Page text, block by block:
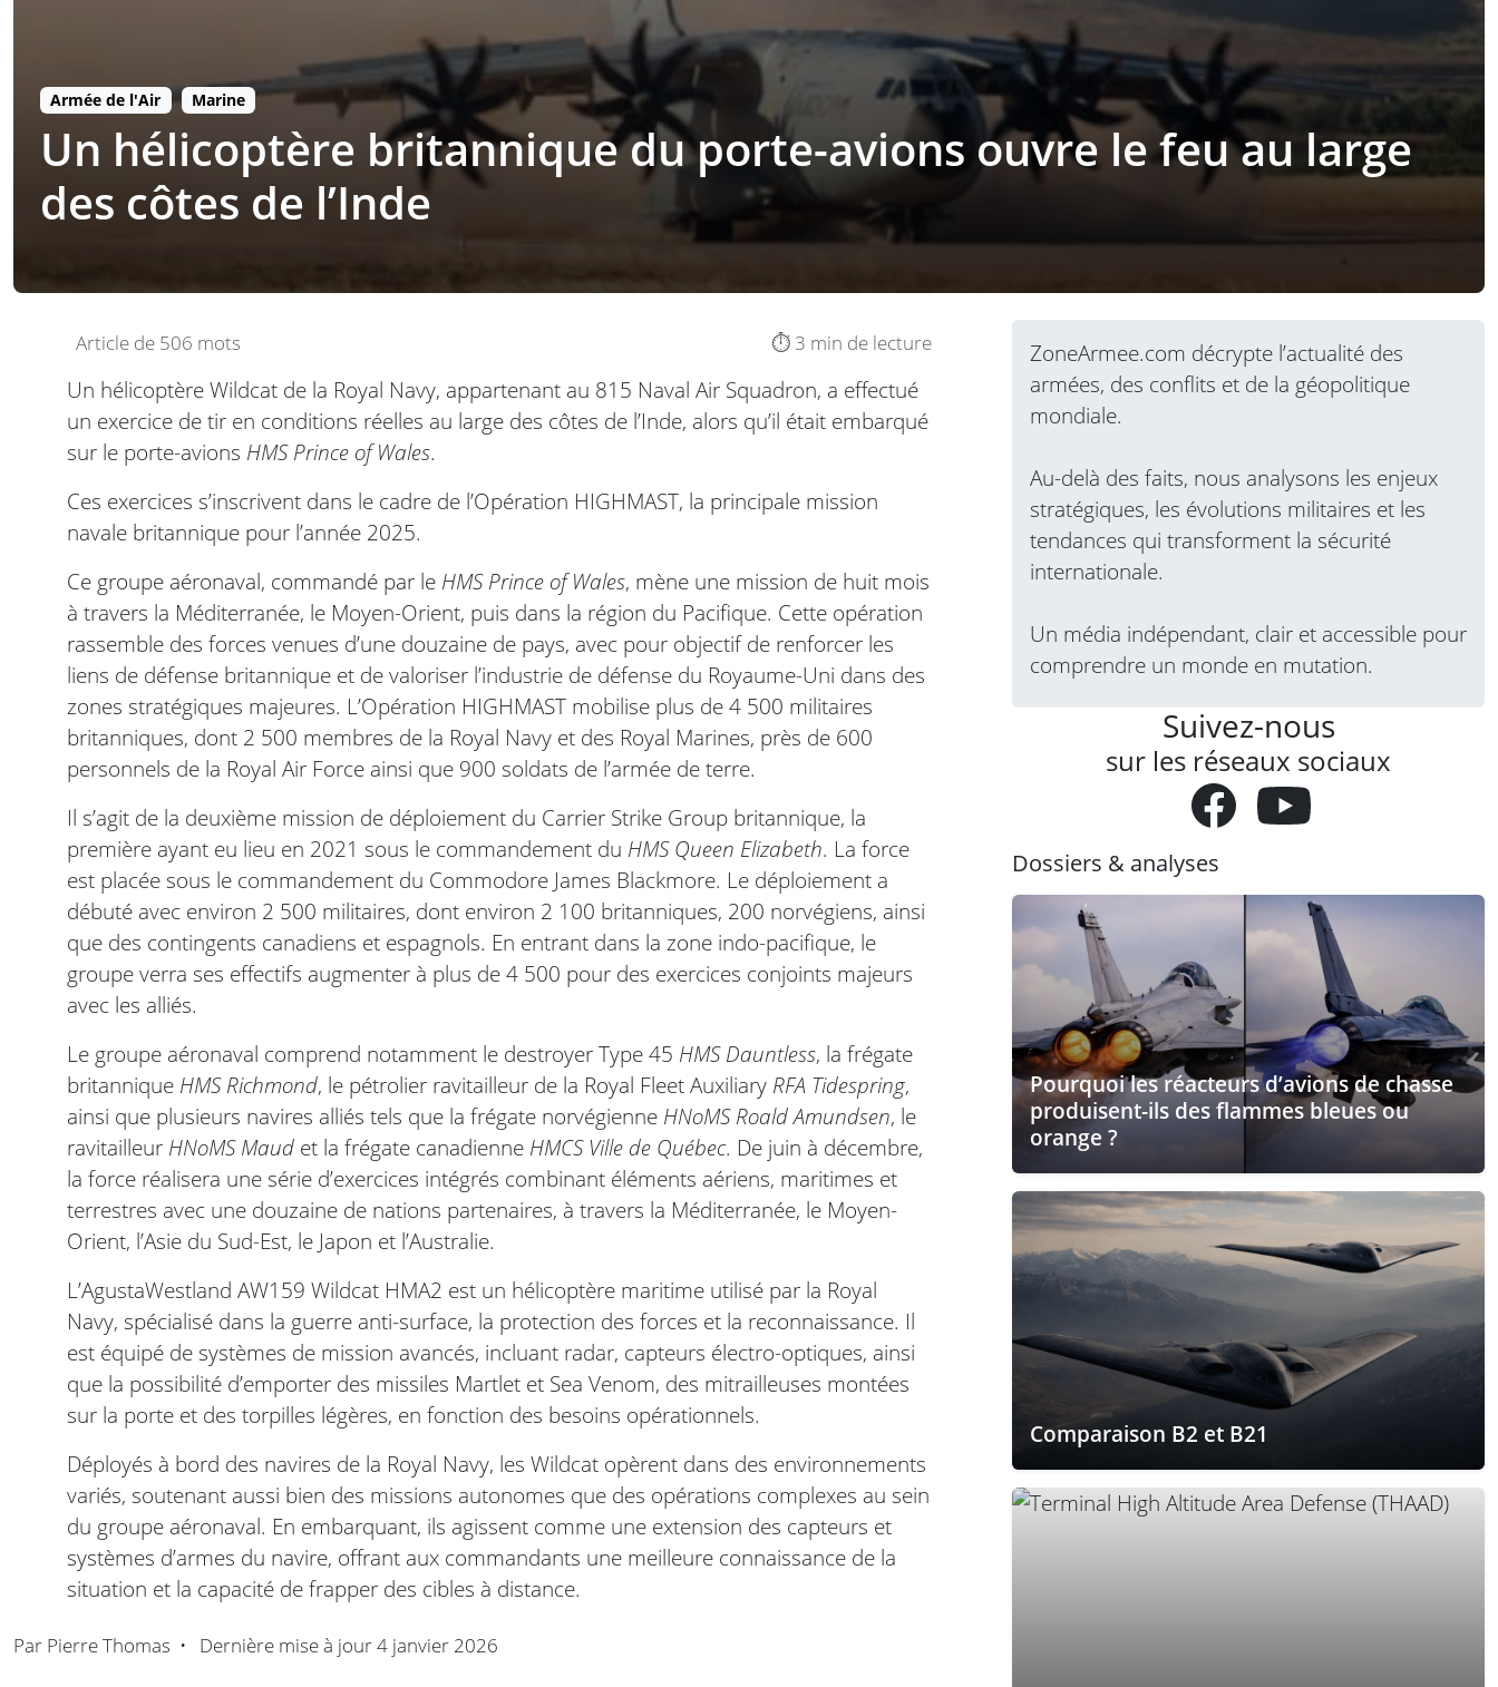
Armée de l'Air Marine
Un hélicoptère britannique du porte-avions ouvre le feu au large
des côtes de l’Inde
Article de 506 mots ⏱️ 3 min de lecture
Un hélicoptère Wildcat de la Royal Navy, appartenant au 815 Naval Air Squadron, a effectué
un exercice de tir en conditions réelles au large des côtes de l’Inde, alors qu’il était embarqué
sur le porte-avions HMS Prince of Wales.
Ces exercices s’inscrivent dans le cadre de l’Opération HIGHMAST, la principale mission
navale britannique pour l’année 2025.
Ce groupe aéronaval, commandé par le HMS Prince of Wales, mène une mission de huit mois
à travers la Méditerranée, le Moyen-Orient, puis dans la région du Pacifique. Cette opération
rassemble des forces venues d’une douzaine de pays, avec pour objectif de renforcer les
liens de défense britannique et de valoriser l’industrie de défense du Royaume-Uni dans des
zones stratégiques majeures. L’Opération HIGHMAST mobilise plus de 4 500 militaires
britanniques, dont 2 500 membres de la Royal Navy et des Royal Marines, près de 600
personnels de la Royal Air Force ainsi que 900 soldats de l’armée de terre.
Il s’agit de la deuxième mission de déploiement du Carrier Strike Group britannique, la
première ayant eu lieu en 2021 sous le commandement du HMS Queen Elizabeth. La force
est placée sous le commandement du Commodore James Blackmore. Le déploiement a
débuté avec environ 2 500 militaires, dont environ 2 100 britanniques, 200 norvégiens, ainsi
que des contingents canadiens et espagnols. En entrant dans la zone indo-pacifique, le
groupe verra ses effectifs augmenter à plus de 4 500 pour des exercices conjoints majeurs
avec les alliés.
Le groupe aéronaval comprend notamment le destroyer Type 45 HMS Dauntless, la frégate
britannique HMS Richmond, le pétrolier ravitailleur de la Royal Fleet Auxiliary RFA Tidespring,
ainsi que plusieurs navires alliés tels que la frégate norvégienne HNoMS Roald Amundsen, le
ravitailleur HNoMS Maud et la frégate canadienne HMCS Ville de Québec. De juin à décembre,
la force réalisera une série d’exercices intégrés combinant éléments aériens, maritimes et
terrestres avec une douzaine de nations partenaires, à travers la Méditerranée, le Moyen-
Orient, l’Asie du Sud-Est, le Japon et l’Australie.
L’AgustaWestland AW159 Wildcat HMA2 est un hélicoptère maritime utilisé par la Royal
Navy, spécialisé dans la guerre anti-surface, la protection des forces et la reconnaissance. Il
est équipé de systèmes de mission avancés, incluant radar, capteurs électro-optiques, ainsi
que la possibilité d’emporter des missiles Martlet et Sea Venom, des mitrailleuses montées
sur la porte et des torpilles légères, en fonction des besoins opérationnels.
Déployés à bord des navires de la Royal Navy, les Wildcat opèrent dans des environnements
variés, soutenant aussi bien des missions autonomes que des opérations complexes au sein
du groupe aéronaval. En embarquant, ils agissent comme une extension des capteurs et
systèmes d’armes du navire, offrant aux commandants une meilleure connaissance de la
situation et la capacité de frapper des cibles à distance.
Par Pierre Thomas • Dernière mise à jour4 janvier 2026
ZoneArmee.com décrypte l’actualité des
armées, des conflits et de la géopolitique
mondiale.
Au-delà des faits, nous analysons les enjeux
stratégiques, les évolutions militaires et les
tendances qui transforment la sécurité
internationale.
Un média indépendant, clair et accessible pour
comprendre un monde en mutation.
Suivez-nous
sur les réseaux sociaux
Dossiers & analyses
Pourquoi les réacteurs d’avions de chasse
produisent-ils des flammes bleues ou
orange ?
Comparaison B2 et B21